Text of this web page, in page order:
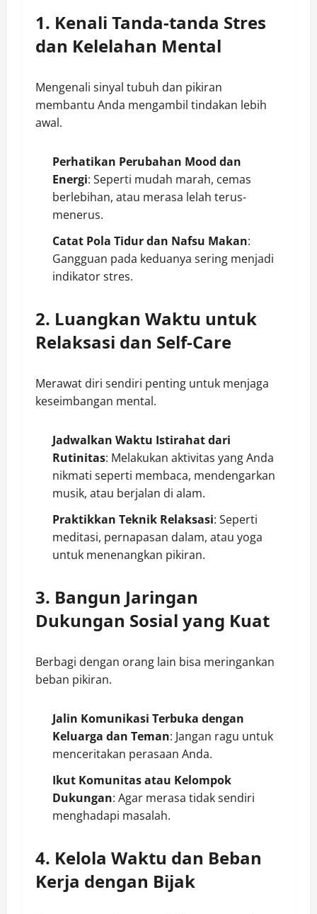
1. Kenali Tanda-tanda Stres
dan Kelelahan Mental
Mengenali sinyal tubuh dan pikiran
membantu Anda mengambil tindakan lebih
awal.
Perhatikan Perubahan Mood dan
Energi: Seperti mudah marah, cemas
berlebihan, atau merasa lelah terus-
menerus.
Catat Pola Tidur dan Nafsu Makan:
Gangguan pada keduanya sering menjadi
indikator stres.
2. Luangkan Waktu untuk
Relaksasi dan Self-Care
Merawat diri sendiri penting untuk menjaga
keseimbangan mental.
Jadwalkan Waktu Istirahat dari
Rutinitas: Melakukan aktivitas yang Anda
nikmati seperti membaca, mendengarkan
musik, atau berjalan di alam.
Praktikkan Teknik Relaksasi: Seperti
meditasi, pernapasan dalam, atau yoga
untuk menenangkan pikiran.
3. Bangun Jaringan
Dukungan Sosial yang Kuat
Berbagi dengan orang lain bisa meringankan
beban pikiran.
Jalin Komunikasi Terbuka dengan
Keluarga dan Teman: Jangan ragu untuk
menceritakan perasaan Anda.
Ikut Komunitas atau Kelompok
Dukungan: Agar merasa tidak sendiri
menghadapi masalah.
4. Kelola Waktu dan Beban
Kerja dengan Bijak